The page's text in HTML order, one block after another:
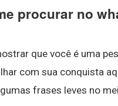
procurar no
que você é uma
com sua conquista
frases leves no